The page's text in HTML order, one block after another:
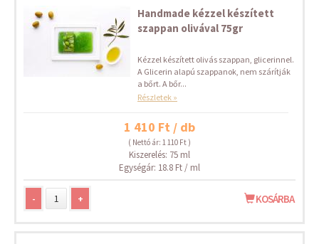
Handmade kézzel készített
szappan olivával 75gr
Kézzel készített olivás szappan, glicerinnel.
A Glicerin alapú szappanok, nem szárítják
a bőrt. A bőr...
Részletek »
1 410 Ft / db
( Nettó ár: 1 110 Ft )
Kiszerelés: 75 ml
Egységár: 18.8 Ft / ml
- + KOSÁRBA